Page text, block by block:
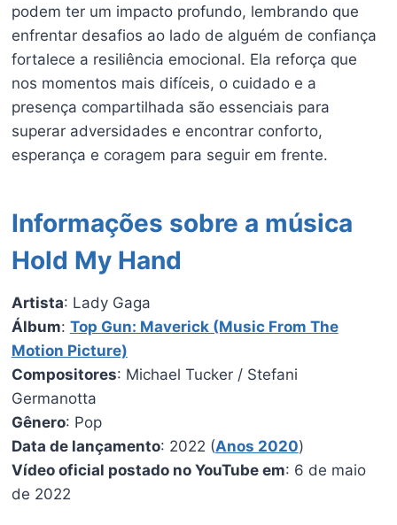
podem ter um impacto profundo, lembrando que
enfrentar desafios ao lado de alguém de confiança
fortalece a resiliência emocional. Ela reforça que
nos momentos mais difíceis, o cuidado e a
presença compartilhada são essenciais para
superar adversidades e encontrar conforto,
esperança e coragem para seguir em frente.
Informações sobre a música
Hold My Hand
Artista: Lady Gaga
Álbum: Top Gun: Maverick (Music From The
Motion Picture)
Compositores: Michael Tucker / Stefani
Germanotta
Gênero: Pop
Data de lançamento: 2022 (Anos 2020)
Vídeo oficial postado no YouTube em: 6 de maio
de 2022